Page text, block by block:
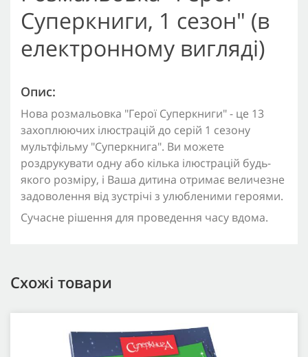
Суперкниги, 1 сезон" (в
електронному вигляді)
Опис:
Нова розмальовка "Герої Суперкниги" - це 13
захоплюючих ілюстрацій до серій 1 сезону
мультфільму "Суперкнига". Ви можете
роздрукувати одну або кілька ілюстрацій будь-
якого розміру, і Ваша дитина отримає величезне
задоволення від зустрічі з улюбленими героями.
Сучасне рішення для проведення часу вдома.
Схожі товари